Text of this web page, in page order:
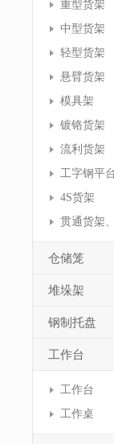
重型货架
中型货架
轻型货架
悬臂货架
模具架
镀铬货架
流利货架
工字钢平
4S货架
仓储笼
堆垛架
钢制托盘
工作台
工作台
工作桌